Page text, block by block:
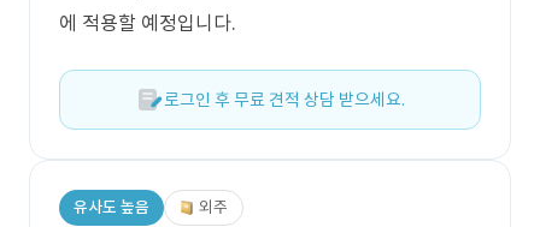
에 적용할 예정입니다.
로그인 후 무료 견적 상담 받으세요.
유사도 높음 외주